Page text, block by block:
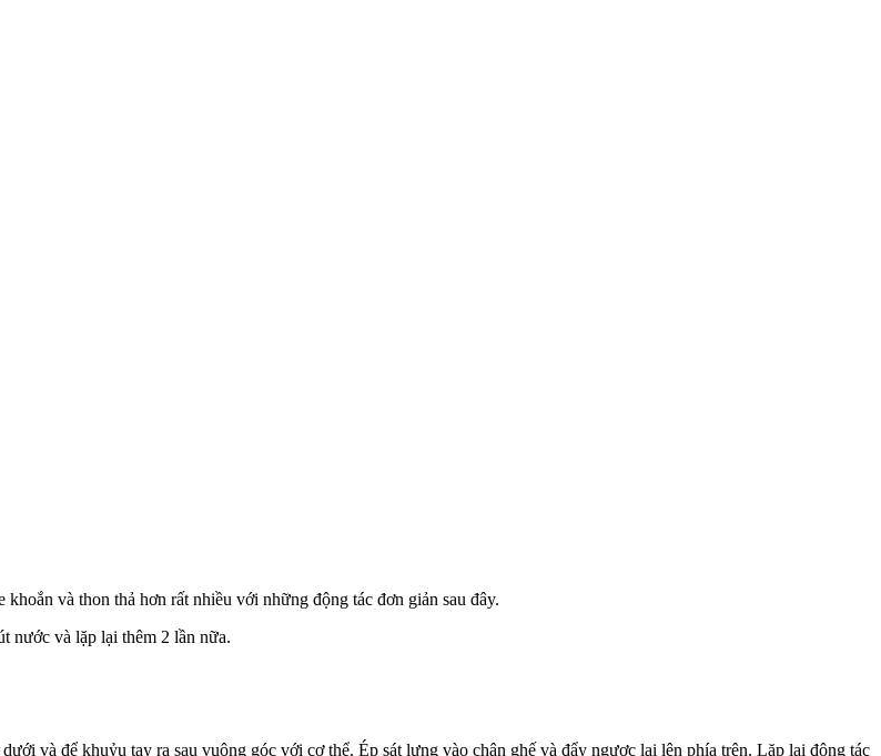
và thon thả hơn rất nhiều với những động tác đơn giản sau đây.
nước và lặp lại thêm 2 lần nữa.
và để khuỷu tay ra sau vuông góc với cơ thể. Ép sát lưng vào chân ghế và đẩy ngược lại lên phía trên. Lặp lại động tác